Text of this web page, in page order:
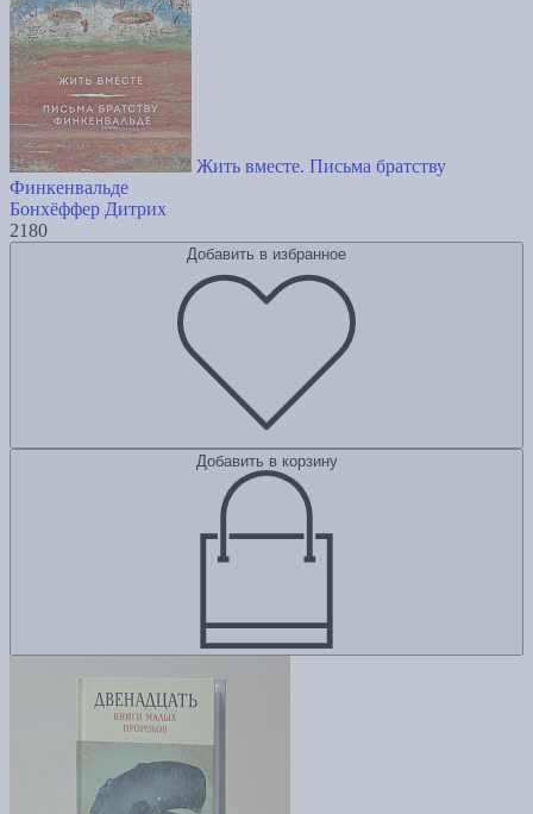
Жить вместе. Письма братству
Финкенвальде
Бонхёффер Дитрих
2180
Добавить в избранное
Добавить в корзину